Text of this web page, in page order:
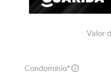
Valor
Condomínio*